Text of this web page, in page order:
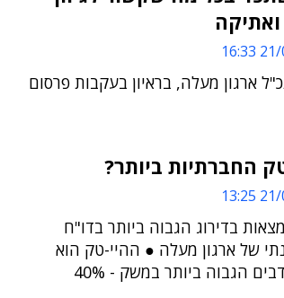
21/
ארגון מעלה, בראיון בעקבות פרסום
החברתיות ביותר?
21/
בדירוג הגבוה ביותר בדו"ח
של ארגון מעלה ● ההיי-טק הוא
הגבוה ביותר במשק - 40%